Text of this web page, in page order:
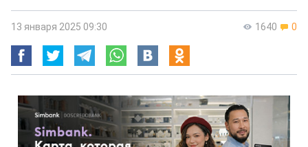
1640 0
13 января 2025 09:30